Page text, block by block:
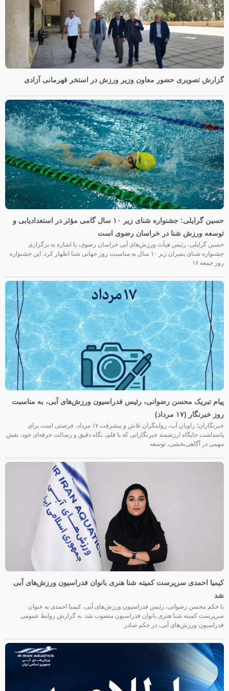
گزارش تصویری حضور معاون وزیر ورزش در استخر قهرمانی آزادی
حسین گرایلی: جشنواره شنای زیر ۱۰ سال گامی مؤثر در استعدادیابی و
توسعه ورزش شنا در خراسان رضوی است
حسین گرایلی، رئیس هیأت ورزش‌های آبی خراسان رضوی، با اشاره به برگزاری
جشنواره شنای پسران زیر ۱۰ سال به مناسبت روز جهانی شنا اظهار کرد: این جشنواره
روز جمعه‌ ۱۶
پیام تبریک محسن رضوانی، رئیس فدراسیون ورزش‌های آبی، به مناسبت
روز خبرنگار (۱۷ مرداد)
خبرنگاران؛ راویان آب، روایتگران تلاش و پیشرفت ۱۷ مرداد، فرصتی است برای
پاسداشت جایگاه ارزشمند خبرنگارانی که با قلم، نگاه دقیق و رسالت حرفه‌ای خود، نقش
مهمی در آگاهی‌بخشی، توسعه
کیمیا احمدی سرپرست کمیته شنا هنری بانوان فدراسیون ورزش‌های آبی
شد
با حکم محسن رضوانی، رئیس فدراسیون ورزش‌های آبی، کیمیا احمدی به عنوان
سرپرست کمیته شنا هنری بانوان فدراسیون منصوب شد. به گزارش روابط عمومی
فدراسیون ورزش‌های آبی، در حکم صادر